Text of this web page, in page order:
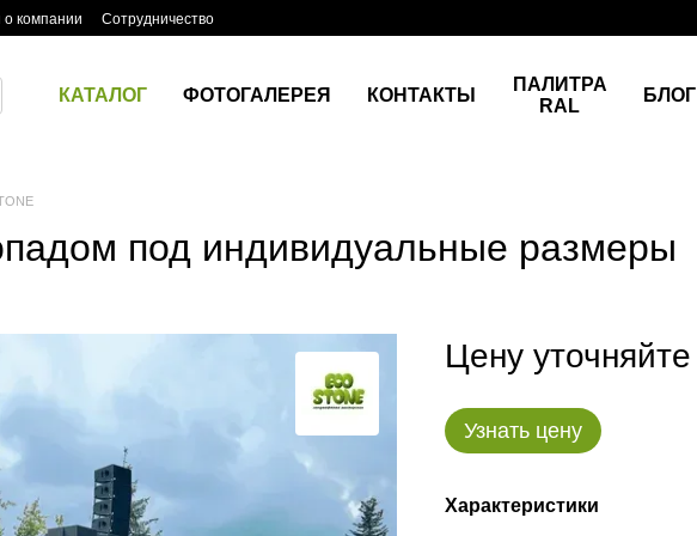
компании Сотрудничество
КАТАЛОГ ФОТОГАЛЕРЕЯ КОНТАКТЫ
ПАЛИТРА
RAL
БЛОГ
под индивидуальные размеры
Цену уточняйте
Узнать цену
Характеристики